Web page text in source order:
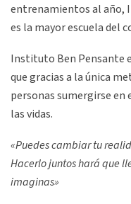
entrenamientos al año,
es la mayor escuela del
Instituto Ben Pensante
que gracias a la única
personas sumergirse
las vidas.
«Puedes cambiar tu
Hacerlo juntos hará que
imaginas»